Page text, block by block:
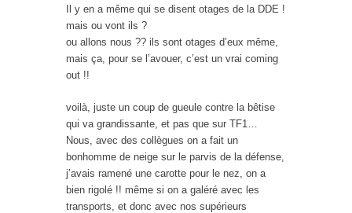
Il y en a même qui se disent otages de la DDE !
mais ou vont ils ?
ou allons nous ?? ils sont otages d’eux même,
mais ça, pour se l’avouer, c’est un vrai coming
out !!
voilà, juste un coup de gueule contre la bêtise
qui va grandissante, et pas que sur TF1…
Nous, avec des collègues on a fait un
bonhomme de neige sur le parvis de la défense,
j’avais ramené une carotte pour le nez, on a
bien rigolé !! même si on a galéré avec les
transports, et donc avec nos supérieurs